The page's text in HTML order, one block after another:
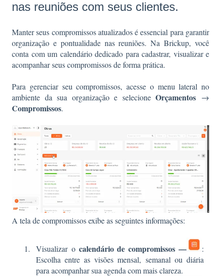
nas reuniões com seus clientes.
Manter seus compromissos atualizados é essencial para garantir
organização e pontualidade nas reuniões. Na Brickup, você
conta com um calendário dedicado para cadastrar, visualizar e
acompanhar seus compromissos de forma prática.
Para gerenciar seu compromissos, acesse o menu lateral no
ambiente da sua organização e selecioneOrçamentos →
Compromissos.
A tela de compromissos exibe as seguintes informações:
Visualizar o calendário de compromissos —
:
Escolha entre as visões mensal, semanal ou diária
para acompanhar sua agenda com mais clareza.